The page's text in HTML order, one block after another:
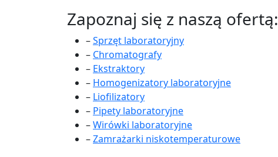
Zapoznaj się z naszą ofertą:
–Sprzęt laboratoryjny
– Chromatografy
– Ekstraktory
– Homogenizatory laboratoryjne
– Liofilizatory
– Pipety laboratoryjne
–Wirówki laboratoryjne
–Zamrażarki niskotemperaturowe